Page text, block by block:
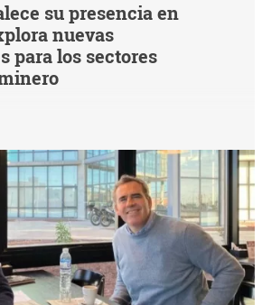
su presencia en
nuevas
para los sectores